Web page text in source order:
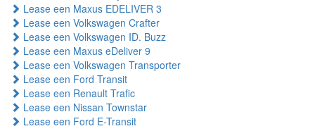
Lease een Maxus EDELIVER 3
Lease een Volkswagen Crafter
Lease een Volkswagen ID. Buzz
Lease een Maxus eDeliver 9
Lease een Volkswagen Transporter
Lease een Ford Transit
Lease een Renault Trafic
Lease een Nissan Townstar
Lease een Ford E-Transit